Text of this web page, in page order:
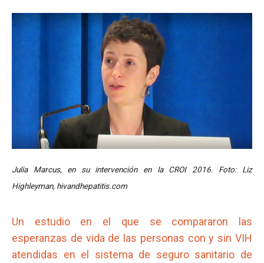
Julia Marcus, en su intervención en la CROI 2016. Foto: Liz
Highleyman, hivandhepatitis.com
Un estudio en el que se compararon las
esperanzas de vida de las personas con y sin VIH
atendidas en el sistema de seguro sanitario de